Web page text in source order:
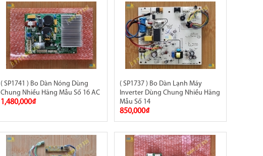
( SP1741 ) Bo Dàn Nóng Dùng
Chung Nhiều Hãng Mẫu Số 16 AC
1,480,000₫
( SP1737 ) Bo Dàn Lạnh Máy
Inverter Dùng Chung Nhiều Hãng
Mẫu Số 14
850,000₫